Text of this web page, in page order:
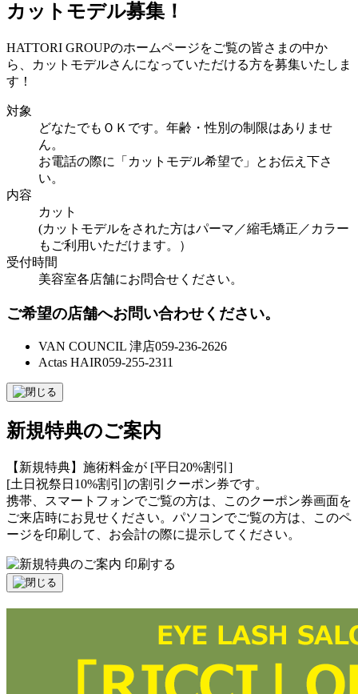
カットモデル募集！
HATTORI GROUPのホームページをご覧の皆さまの中か
ら、カットモデルさんになっていただける方を募集いたしま
す！
対象
どなたでもＯＫです。年齢・性別の制限はありませ
ん。
お電話の際に「カットモデル希望で」とお伝え下さ
い。
内容
カット
(カットモデルをされた方はパーマ／縮毛矯正／カラー
もご利用いただけます。）
受付時間
美容室各店舗にお問合せください。
ご希望の店舗へお問い合わせください。
VAN COUNCIL 津店059-236-2626
Actas HAIR059-255-2311
新規特典のご案内
【新規特典】施術料金が [平日20%割引]
[土日祝祭日10%割引]の割引クーポン券です。
携帯、スマートフォンでご覧の方は、このクーポン券画面を
ご来店時にお見せください。パソコンでご覧の方は、このペ
ージを印刷して、お会計の際に提示してください。
印刷する